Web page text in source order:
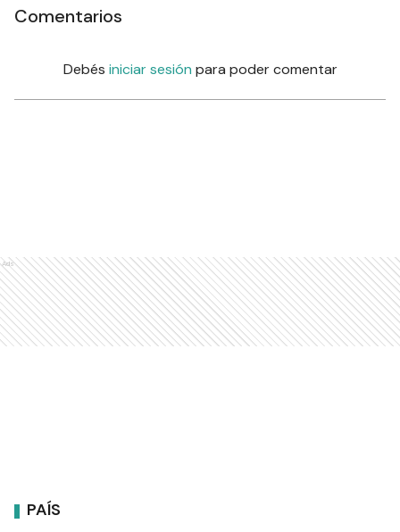
Comentarios
Debés iniciar sesión para poder comentar
Ads
PAÍS